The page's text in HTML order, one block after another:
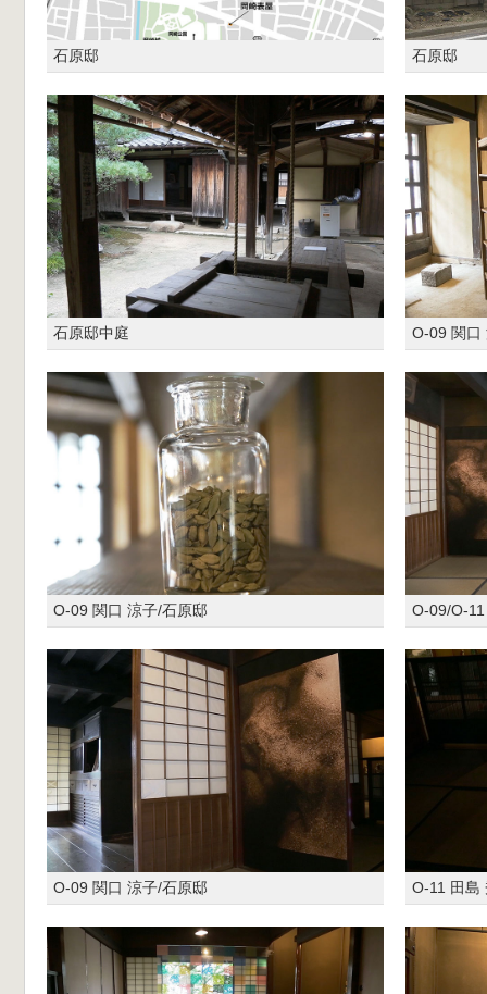
石原邸 石原邸
石原邸中庭 O-09 関口
O-09 関口 涼子/石原邸 O-09/O-
O-09 関口 涼子/石原邸 O-11 田島